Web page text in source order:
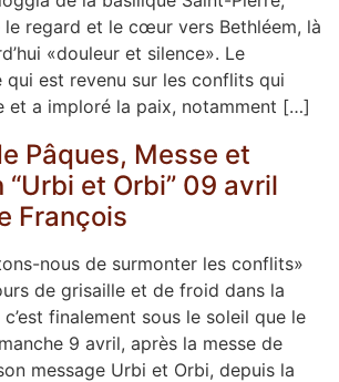
le regard et le cœur vers Bethléem, là
«douleur et silence». Le
qui est revenu sur les conflits qui
et a imploré la paix, notamment […]
Pâques, Messe et
et Orbi” 09 avril
François
nous de surmonter les conflits»
de grisaille et de froid dans la
finalement sous le soleil que le
9 avril, après la messe de
message Urbi et Orbi, depuis la